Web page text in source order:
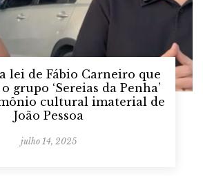
lei de Fábio Carneiro que
grupo ‘Sereias da Penha’
cultural imaterial de
João Pessoa
julho 14, 2025